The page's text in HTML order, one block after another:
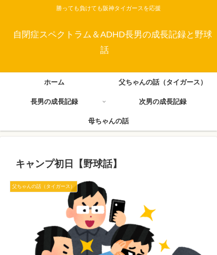
勝っても負けても阪神タイガースを応援
自閉症スペクトラム＆ADHD長男の成長記録と野球
話
ホーム 父ちゃんの話（タイガース）
長男の成長記録 次男の成長記録
母ちゃんの話
キャンプ初日【野球話】
父ちゃんの話（タイガース）